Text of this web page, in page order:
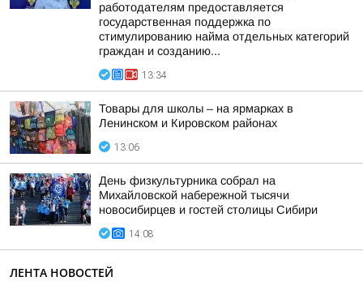
работодателям предоставляется
государственная поддержка по
стимулированию найма отдельных категорий
граждан и созданию...
13:34
Товары для школы – на ярмарках в
Ленинском и Кировском районах
13:06
День физкультурника собрал на
Михайловской набережной тысячи
новосибирцев и гостей столицы Сибири
14:08
ЛЕНТА НОВОСТЕЙ